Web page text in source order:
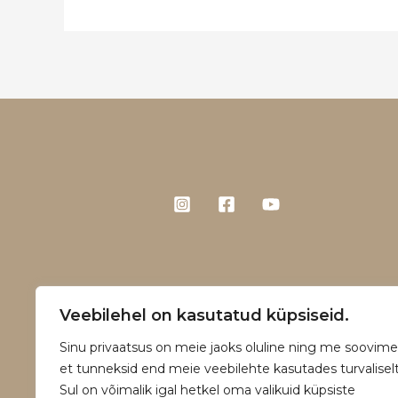
Veebilehel on kasutatud küpsiseid.
Sinu privaatsus on meie jaoks oluline ning me
et tunneksid end meie veebilehte kasutades
Sul on võimalik igal hetkel oma valikuid küpsiste